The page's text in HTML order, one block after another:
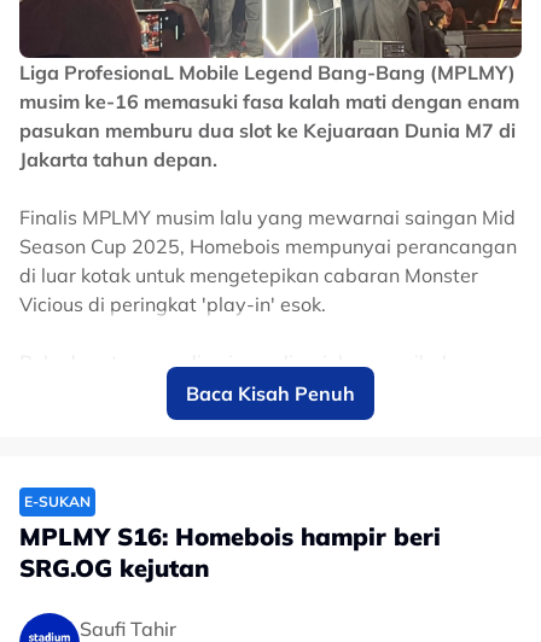
Liga ProfesionaL Mobile Legend Bang-Bang (MPLMY)
musim ke-16 memasuki fasa kalah mati dengan enam
pasukan memburu dua slot ke Kejuaraan Dunia M7 di
Jakarta tahun depan.
Finalis MPLMY musim lalu yang mewarnai saingan Mid
Season Cup 2025, Homebois mempunyai perancangan
di luar kotak untuk mengetepikan cabaran Monster
Vicious di peringkat 'play-in' esok.
Rekod pertemuan di saingan liga jelas memihak
kepada budak 'rumah bujang' menerusi kemenangan
2-0 ke atas Monster Vicious.
Baca Kisah Penuh
E-SUKAN
MPLMY S16: Homebois hampir beri
SRG.OG kejutan
Saufi Tahir